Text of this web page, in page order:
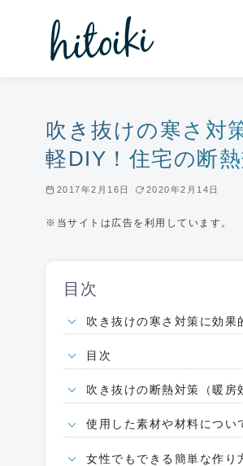
吹き抜けの寒さ対
軽DIY！住宅の断
2017年2月16日 2020年2月14日
※当サイトは広告を利用しています。
目次
吹き抜けの寒さ対策に効果
目次
吹き抜けの断熱対策（暖房
使用した素材や材料につい
女性でもできる簡単な作り